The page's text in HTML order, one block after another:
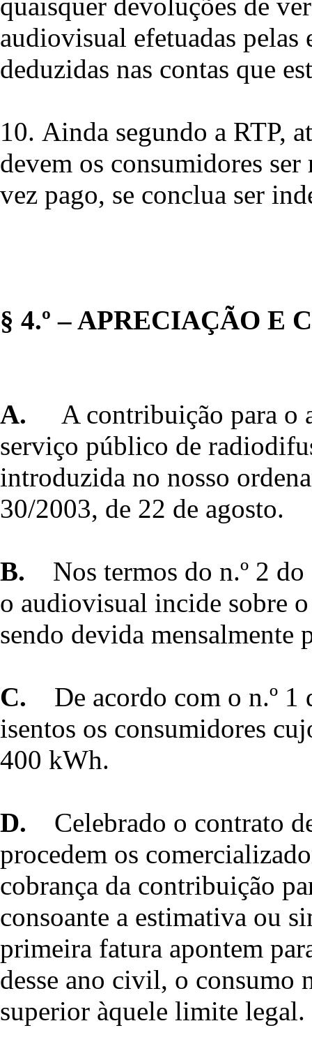
audiovisual efetuadas pelas
deduzidas nas contas que
10. Ainda segundo a RTP,
devem os consumidores
vez pago, se conclua ser
§ 4.º – APRECIAÇÃO E
A.
A contribuição para o
serviço público de
introduzida no nosso
30/2003, de 22 de agosto.
B.
Nos termos do n.º 2
o audiovisual incide sobre
sendo devida mensalmente
C.
De acordo com o n.º 1
isentos os consumidores
400 kWh.
D.
Celebrado o contrato
procedem os
cobrança da contribuição
consoante a estimativa ou
primeira fatura apontem
desse ano civil, o consumo
superior àquele limite legal.